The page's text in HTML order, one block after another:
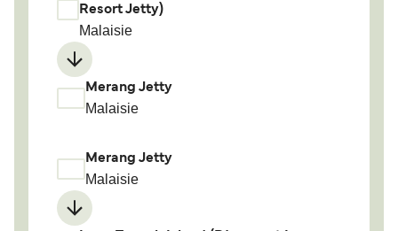
Resort Jetty)
Malaisie
Merang Jetty
Malaisie
Merang Jetty
Malaisie